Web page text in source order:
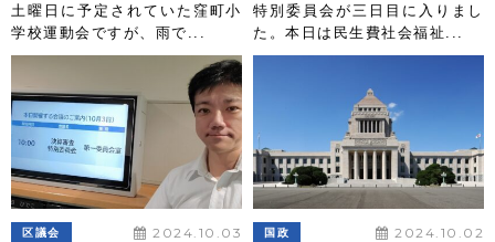
土曜日に予定されていた窪町小
学校運動会ですが、雨で...
特別委員会が三日目に入りまし
た。本日は民生費社会福祉...
区議会 2024.10.03 国政 2024.10.02